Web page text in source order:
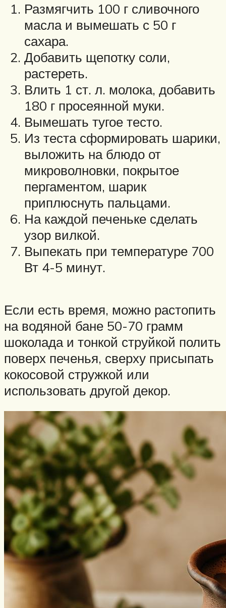
Размягчить 100 г сливочного
масла и вымешать с 50 г
сахара.
Добавить щепотку соли,
растереть.
Влить 1 ст. л. молока, добавить
180 г просеянной муки.
Вымешать тугое тесто.
Из теста сформировать шарики,
выложить на блюдо от
микроволновки, покрытое
пергаментом, шарик
приплюснуть пальцами.
На каждой печеньке сделать
узор вилкой.
Выпекать при температуре 700
Вт 4-5 минут.
Если есть время, можно растопить
на водяной бане 50-70 грамм
шоколада и тонкой струйкой полить
поверх печенья, сверху присыпать
кокосовой стружкой или
использовать другой декор.